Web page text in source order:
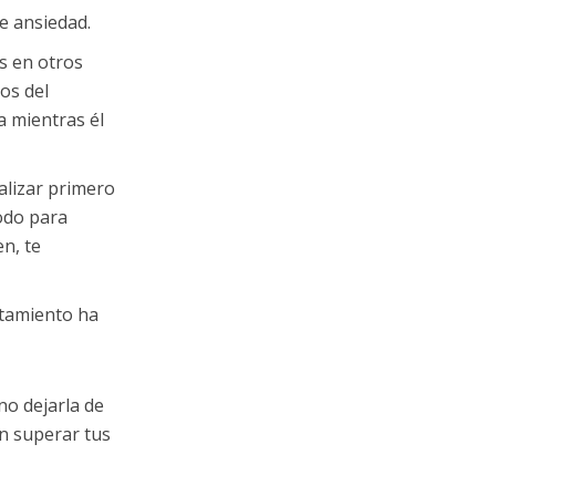
ansiedad.
en otros
del
mientras él
primero
para
te
ha
dejarla de
superar tus